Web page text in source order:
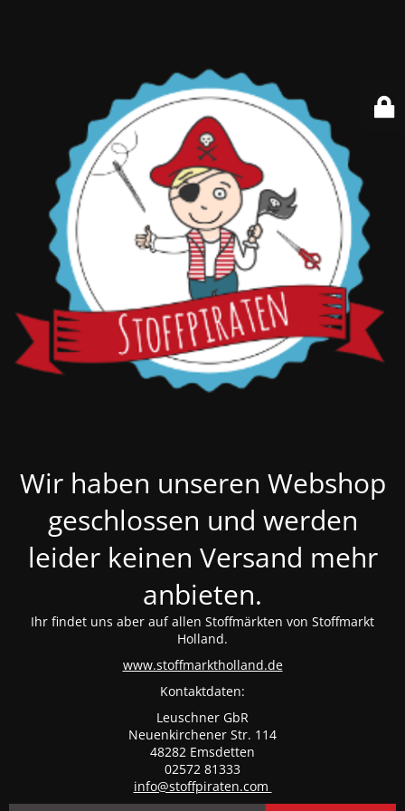
Wir haben unseren Webshop
geschlossen und werden
leider keinen Versand mehr
anbieten.
Ihr findet uns aber auf allen Stoffmärkten von Stoffmarkt
Holland.
www.stoffmarktholland.de
Kontaktdaten:
Leuschner GbR
Neuenkirchener Str. 114
48282 Emsdetten
02572 81333
info@stoffpiraten.com